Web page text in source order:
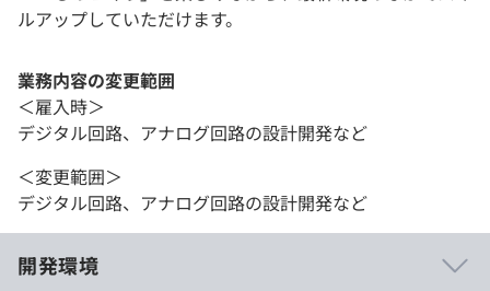
ルアップしていただけます。
業務内容の変更範囲
＜雇入時＞
デジタル回路、アナログ回路の設計開発など
＜変更範囲＞
デジタル回路、アナログ回路の設計開発など
開発環境